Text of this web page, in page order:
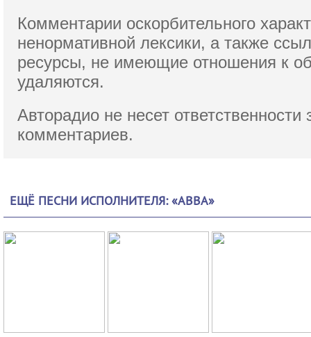
Комментарии оскорбительного
ненормативной лексики, а также
ресурсы, не имеющие отношения к
удаляются.
Авторадио не несет ответственности
комментариев.
ЕЩЁ ПЕСНИ ИСПОЛНИТЕЛЯ: «ABBA»